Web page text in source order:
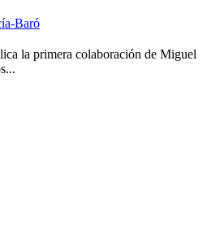
Baró
la primera colaboración de Miguel